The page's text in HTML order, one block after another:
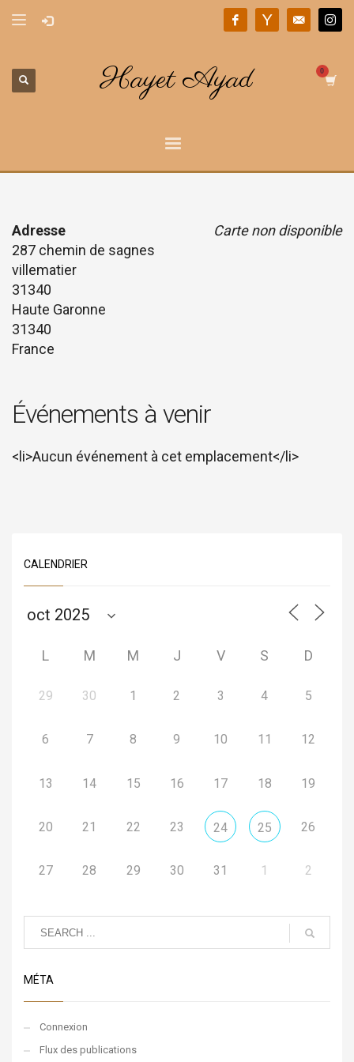
Hayet Ayad
Carte non disponible
Adresse
287 chemin de sagnes
villematier
31340
Haute Garonne
31340
France
Événements à venir
<li>Aucun événement à cet emplacement</li>
CALENDRIER
L M M J V S D
29 30 1 2 3 4 5
6 7 8 9 10 11 12
13 14 15 16 17 18 19
20 21 22 23 24 25 26
27 28 29 30 31 1 2
MÉTA
Connexion
Flux des publications